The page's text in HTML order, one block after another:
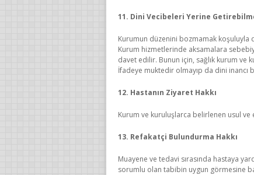
11. Dini Vecibeleri Yerine
Kurumun düzenini bozmamak koşuluyla
Kurum hizmetlerinde aksamalara
davet edilir. Bunun için, sağlık kurum ve
İfadeye muktedir olmayıp da dini inancı
12. Hastanın Ziyaret Hakkı
Kurum ve kuruluşlarca belirlenen usul ve
13. Refakatçi Bulundurma Hakkı
Muayene ve tedavi sırasında hastaya
sorumlu olan tabibin uygun görmesine